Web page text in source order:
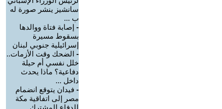
سانشيز ينشر صورة له
ب ...
- إصابة فتاة ووالدها
بسقوط مسيرة
إسرائيلية جنوبي لبنان
- الضحك وقت الأزمات..
خلل نفسي أم حيلة
دفاعية؟ ماذا يحدث
داخل ...
- فيدان يتوقع انضمام
مصر إلى اتفاقية مكة
للدفاع المشترك